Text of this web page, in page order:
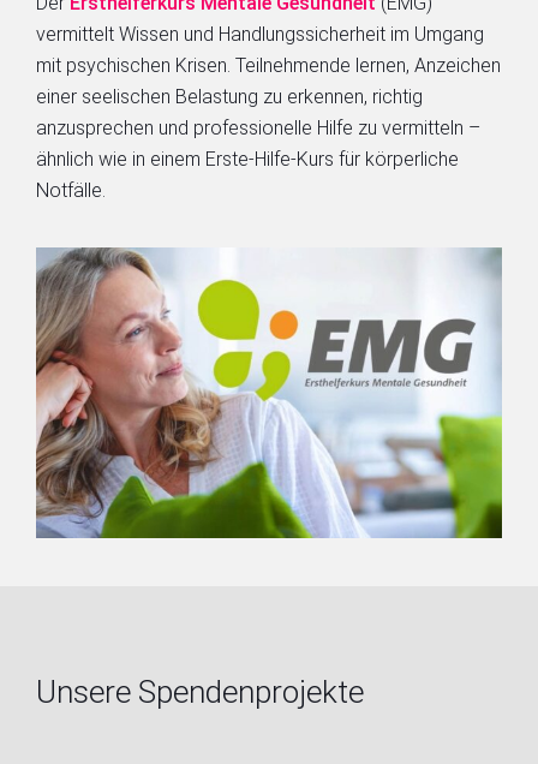
vermittelt Wissen und Handlungssicherheit im Umgang
mit psychischen Krisen. Teilnehmende lernen, Anzeichen
einer seelischen Belastung zu erkennen, richtig
anzusprechen und professionelle Hilfe zu vermitteln –
ähnlich wie in einem Erste-Hilfe-Kurs für körperliche
Notfälle.
Unsere Spendenprojekte